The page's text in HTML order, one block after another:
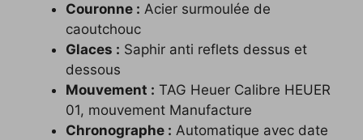
Couronne : Acier surmoulée de
caoutchouc
Glaces : Saphir anti reflets dessus et
dessous
Mouvement : TAG Heuer Calibre HEUER
01, mouvement Manufacture
Chronographe : Automatique avec date